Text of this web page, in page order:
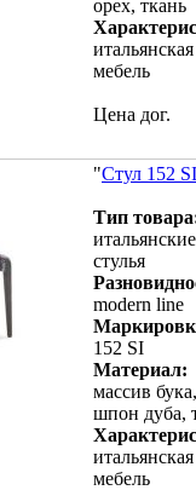
орех, ткань
итальянская
мебель
Цена дог.
"Стул 152 SI
Тип
итальянские
стулья
modern line
152 SI
Материал:
массив бука,
шпон дуба,
итальянская
мебель